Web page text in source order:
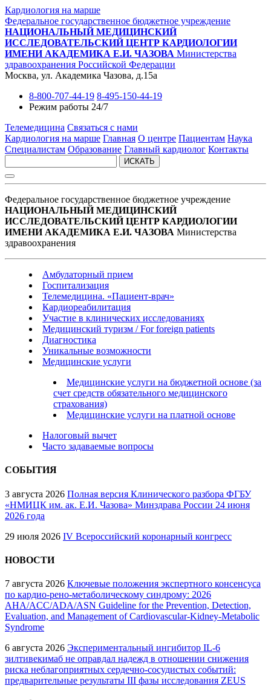
Кардиология на марше
Федеральное государственное бюджетное учреждение
НАЦИОНАЛЬНЫЙ МЕДИЦИНСКИЙ
ИССЛЕДОВАТЕЛЬСКИЙ ЦЕНТР КАРДИОЛОГИИ
ИМЕНИ АКАДЕМИКА Е.И. ЧАЗОВА Министерства
здравоохранения Российской Федерации
Москва, ул. Академика Чазова, д.15а
8-800-707-44-19 8-495-150-44-19
Режим работы 24/7
Телемедицина Связаться с нами
Кардиология на марше Главная О центре Пациентам Наука
Специалистам Образование Главный кардиолог Контакты
ИСКАТЬ
Федеральное государственное бюджетное учреждение
НАЦИОНАЛЬНЫЙ МЕДИЦИНСКИЙ
ИССЛЕДОВАТЕЛЬСКИЙ ЦЕНТР КАРДИОЛОГИИ
ИМЕНИ АКАДЕМИКА Е.И. ЧАЗОВА Министерства
здравоохранения
Амбулаторный прием
Госпитализация
Телемедицина. «Пациент-врач»
Кардиореабилитация
Участие в клинических исследованиях
Медицинский туризм / For foreign patients
Диагностика
Уникальные возможности
Медицинские услуги
Медицинские услуги на бюджетной основе (за
счет средств обязательного медицинского
страхования)
Медицинские услуги на платной основе
Налоговый вычет
Часто задаваемые вопросы
СОБЫТИЯ
3 августа 2026 Полная версия Клинического разбора ФГБУ
«НМИЦК им. ак. Е.И. Чазова» Минздрава России 24 июня
2026 года
29 июля 2026 IV Всероссийский коронарный конгресс
НОВОСТИ
7 августа 2026 Ключевые положения экспертного консенсуса
по кардио-рено-метаболическому синдрому: 2026
AHA/ACC/ADA/ASN Guideline for the Prevention, Detection,
Evaluation, and Management of Cardiovascular-Kidney-Metabolic
Syndrome
6 августа 2026 Экспериментальный ингибитор IL-6
зилтивекимаб не оправдал надежд в отношении снижения
риска неблагоприятных сердечно-сосудистых событий:
предварительные результаты III фазы исследования ZEUS